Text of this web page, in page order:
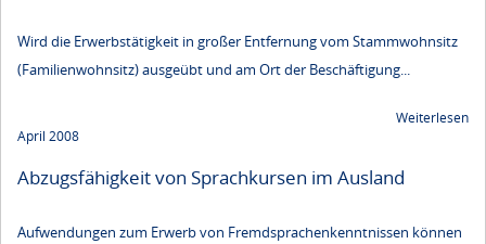
Wird die Erwerbstätigkeit in großer Entfernung vom Stammwohnsitz
(Familienwohnsitz) ausgeübt und am Ort der Beschäftigung...
Weiterlesen
April 2008
Abzugsfähigkeit von Sprachkursen im Ausland
Aufwendungen zum Erwerb von Fremdsprachenkenntnissen können